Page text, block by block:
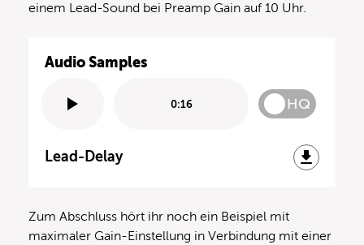
einem Lead-Sound bei Preamp Gain auf 10 Uhr.
Audio Samples
0:16 HQ
Lead-Delay
Zum Abschluss hört ihr noch ein Beispiel mit
maximaler Gain-Einstellung in Verbindung mit einer